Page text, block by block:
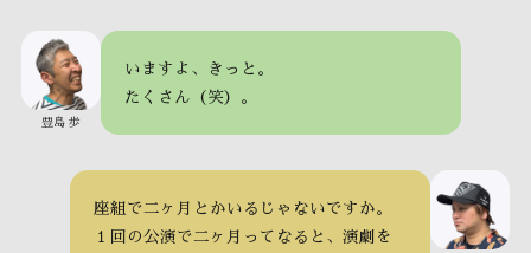
豊島 歩
いますよ、きっと。
たくさん（笑）。
座組で二ヶ月とかいるじゃないですか。
１回の公演で二ヶ月ってなると、演劇を